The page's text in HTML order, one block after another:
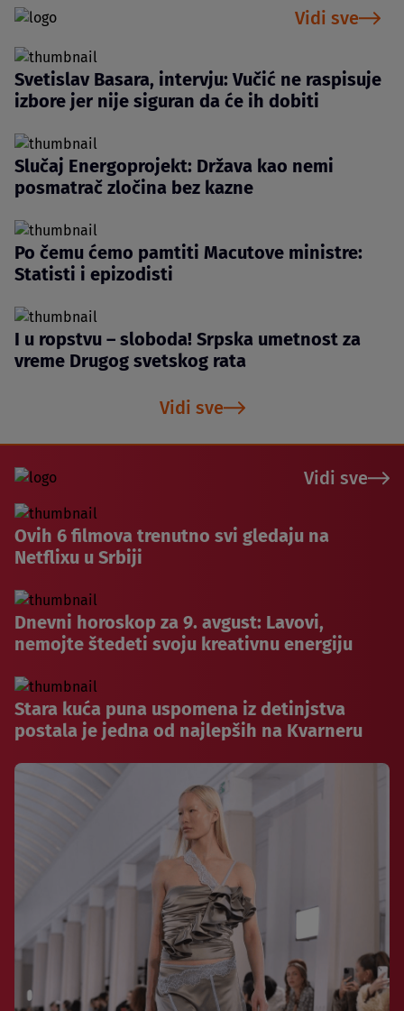
Vidi sve
Svetislav Basara, intervju: Vučić ne raspisuje
izbore jer nije siguran da će ih dobiti
Slučaj Energoprojekt: Država kao nemi
posmatrač zločina bez kazne
Po čemu ćemo pamtiti Macutove ministre:
Statisti i epizodisti
I u ropstvu – sloboda! Srpska umetnost za
vreme Drugog svetskog rata
Vidi sve
Vidi sve
Ovih 6 filmova trenutno svi gledaju na
Netflixu u Srbiji
Dnevni horoskop za 9. avgust: Lavovi,
nemojte štedeti svoju kreativnu energiju
Stara kuća puna uspomena iz detinjstva
postala je jedna od najlepših na Kvarneru